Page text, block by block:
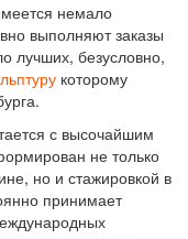
немало
выполняют заказы
лучших, безусловно,
которому
с высочайшим
не только
но и стажировкой в
принимает